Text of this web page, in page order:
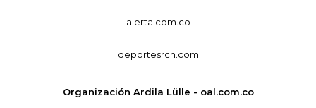
alerta.com.co
deportesrcn.com
Organización Ardila Lülle - oal.com.co